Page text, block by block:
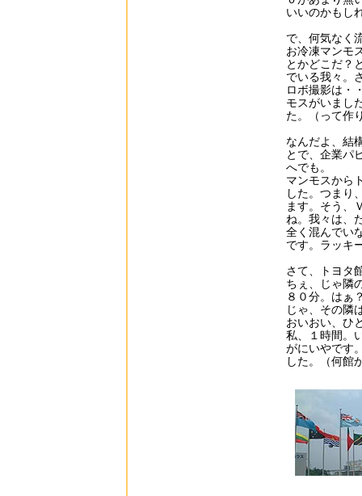
いいのかもし
で、何気なく
お冷凍マンモ
とかどこだ？
でいる我々。
ロボ撮影は・
モスがいまし
た。（って作
なんだよ、結
とで、企業パ
へでも。
マンモスから
した。つまり
ます。そう、
ね。我々は、
全く混んでい
です。ラッキ
さて、トヨタ
ちぇ、じゃ隣
８０分。はぁ
じゃ、その隣
おいおい、ひ
私、１時間。
がにいやです
した。（何館